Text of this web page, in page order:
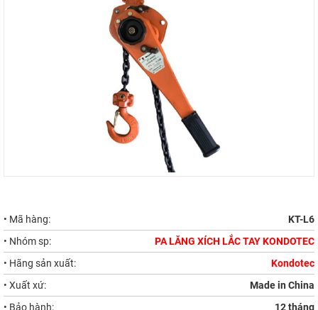
• Mã hàng:
KT-L6
• Nhóm sp:
PA LĂNG XÍCH LẮC TAY KONDOTEC
• Hãng sản xuất:
Kondotec
• Xuất xứ:
Made in China
• Bảo hành:
12 tháng